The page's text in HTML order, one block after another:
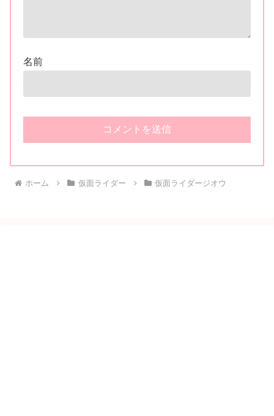
名前
ホーム 仮面ライダー 仮面ライダージオウ